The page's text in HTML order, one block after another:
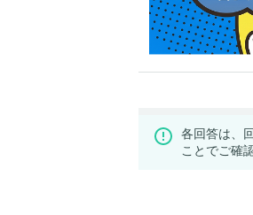
各回答は、
ことでご確